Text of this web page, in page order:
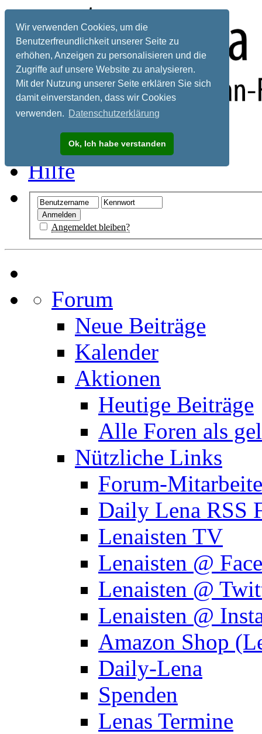
Wir verwenden Cookies, um die
Benutzerfreundlichkeit unserer Seite zu
erhöhen, Anzeigen zu personalisieren und die
Zugriffe auf unsere Website zu analysieren.
Mit der Nutzung unserer Seite erklären Sie sich
damit einverstanden, dass wir Cookies
verwenden. Datenschutzerklärung
Ok, Ich habe verstanden
Registrieren
Hilfe
Angemeldet bleiben?
Forum
Neue Beiträge
Kalender
Aktionen
Heutige Beiträge
Alle Foren als
Nützliche Links
Forum-
Daily Lena RSS
Lenaisten TV
Lenaisten @
Lenaisten @
Lenaisten @
Amazon Shop
Daily-Lena
Spenden
Lenas Termine